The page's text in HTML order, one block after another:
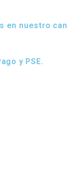
en nuestro
y PSE.